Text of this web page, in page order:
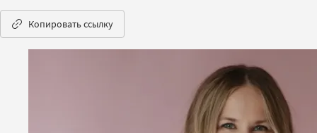
Копировать ссылку